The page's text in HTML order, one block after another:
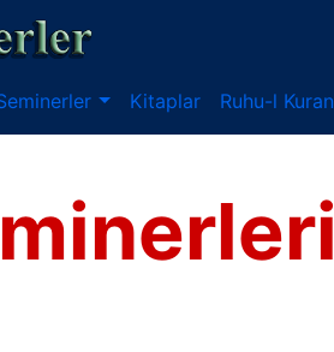
Kitaplar Ruhu-l Kuran